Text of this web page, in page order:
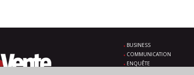
BUSINESS
COMMUNICATION
ENQUÊTE